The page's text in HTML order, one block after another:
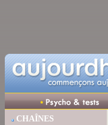
CHAÎNES